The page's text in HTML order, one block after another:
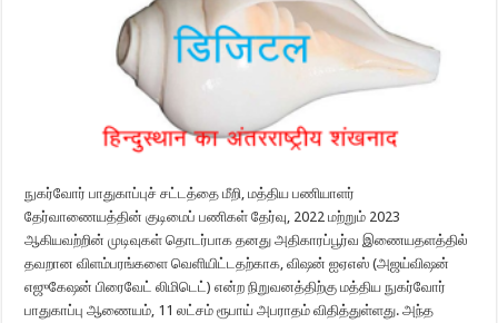
நுகர்வோர் பாதுகாப்புச் சட்டத்தை மீறி, மத்திய பணியாளர்
தேர்வாணையத்தின் குடிமைப் பணிகள் தேர்வு, 2022 மற்றும் 2023
ஆகியவற்றின் முடிவுகள் தொடர்பாக தனது அதிகாரப்பூர்வ இணையதளத்தில்
தவறான விளம்பரங்களை வெளியிட்டதற்காக, விஷன் ஐஏஎஸ் (அஜய்விஷன்
எஜுகேஷன் பிரைவேட் லிமிடெட்) என்ற நிறுவனத்திற்கு மத்திய நுகர்வோர்
பாதுகாப்பு ஆணையம், 11 லட்சம் ரூபாய் அபராதம் விதித்துள்ளது. அந்த